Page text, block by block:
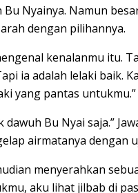
Bu Nyainya. Namun
dengan pilihannya.
kenalanmu itu.
ia adalah lelaki baik.
yang pantas untukmu.”
dawuh Bu Nyai saja.”
airmatanya dengan
menyerahkan
aku lihat jilbab di